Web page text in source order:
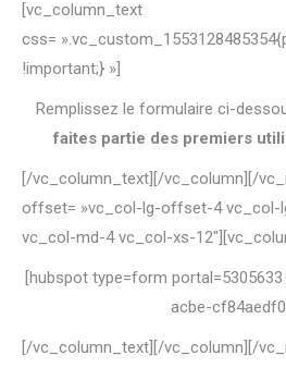
[vc_column_text
css=
!important;} »]
Remplissez le formulaire ci-
faites partie des premiers
[/vc_column_text][/vc_column][/
offset= »vc_col-lg-offset-4
vc_col-md-4 vc_col-xs-
[hubspot type=form
acbe-
[/vc_column_text][/vc_column][/